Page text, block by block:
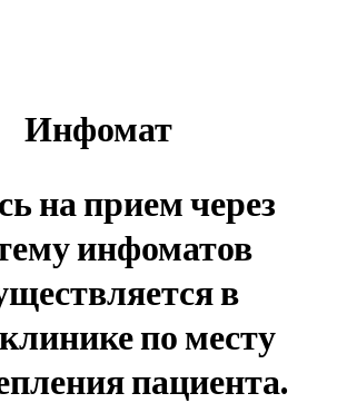
Инфомат
на прием через
инфоматов
в
по месту
пациента.